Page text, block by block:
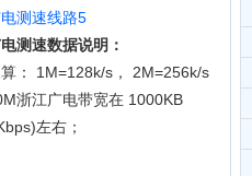
测速线路5
测速数据说明：
： 1M=128k/s， 2M=256k/s
浙江广电带宽在 1000KB
左右；